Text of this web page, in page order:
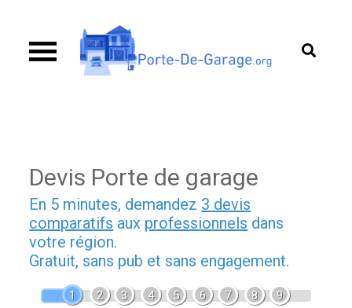
content
Devis Porte de garage
En 5 minutes, demandez 3 devis
comparatifs aux professionnels dans
votre région.
Gratuit, sans pub et sans engagement.
1 2 3 4 5 6 7 8 9